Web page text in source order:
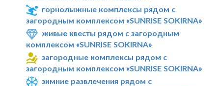
горнолыжные комплексы рядом с
загородным комплексом «SUNRISE SOKIRNA»
живые квесты рядом с загородным
комплексом «SUNRISE SOKIRNA»
загородные комплексы рядом с
загородным комплексом «SUNRISE SOKIRNA»
зимние развлечения рядом с